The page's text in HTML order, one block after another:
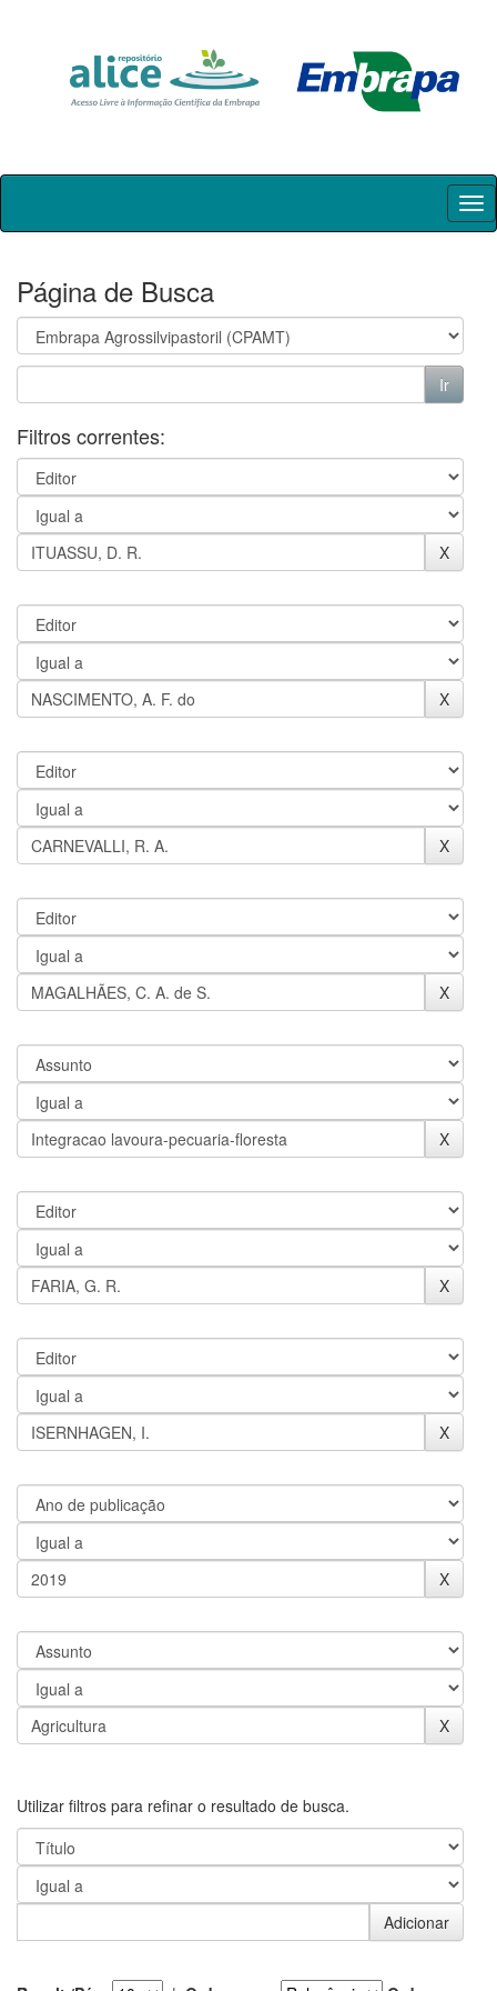
Skip
Página de Busca
Filtros correntes:
Utilizar filtros para refinar o resultado de busca.